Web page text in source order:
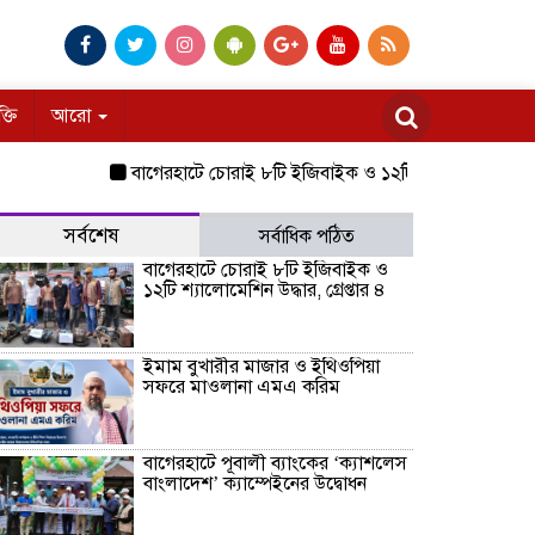
আরো
বাগেরহাটে চোরাই ৮টি ইজিবাইক ও ১২টি শ্যালোমেশিন উদ্ধার,
সর্বশেষ
সর্বাধিক পঠিত
বাগেরহাটে চোরাই ৮টি ইজিবাইক ও
১২টি শ্যালোমেশিন উদ্ধার, গ্রেপ্তার ৪
ইমাম বুখারীর মাজার ও ইথিওপিয়া
সফরে মাওলানা এমএ করিম
বাগেরহাটে পূবালী ব্যাংকের ‘ক্যাশলেস
বাংলাদেশ’ ক্যাম্পেইনের উদ্বোধন